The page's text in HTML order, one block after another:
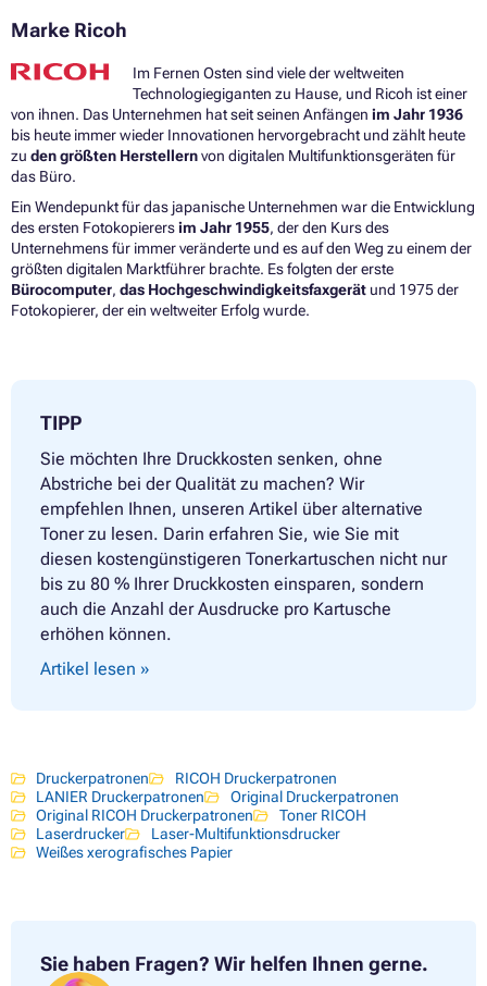
Marke Ricoh
Im Fernen Osten sind viele der weltweiten
Technologiegiganten zu Hause, und Ricoh ist einer
von ihnen. Das Unternehmen hat seit seinen Anfängen im Jahr 1936
bis heute immer wieder Innovationen hervorgebracht und zählt heute
zu den größten Herstellernvon digitalen Multifunktionsgeräten für
das Büro.
Ein Wendepunkt für das japanische Unternehmen war die Entwicklung
des ersten Fotokopierersim Jahr 1955, der den Kurs des
Unternehmens für immer veränderte und es auf den Weg zu einem der
größten digitalen Marktführer brachte. Es folgten der erste
Bürocomputer, das Hochgeschwindigkeitsfaxgerät und 1975 der
Fotokopierer, der ein weltweiter Erfolg wurde.
TIPP
Sie möchten Ihre Druckkosten senken, ohne
Abstriche bei der Qualität zu machen? Wir
empfehlen Ihnen, unseren Artikel über alternative
Toner zu lesen. Darin erfahren Sie, wie Sie mit
diesen kostengünstigeren Tonerkartuschen nicht nur
bis zu 80 % Ihrer Druckkosten einsparen, sondern
auch die Anzahl der Ausdrucke pro Kartusche
erhöhen können.
Artikel lesen »
Druckerpatronen
RICOH Druckerpatronen
LANIER Druckerpatronen
Original Druckerpatronen
Original RICOH Druckerpatronen
Toner RICOH
Laserdrucker
Laser-Multifunktionsdrucker
Weißes xerografisches Papier
Sie haben Fragen? Wir helfen Ihnen gerne.